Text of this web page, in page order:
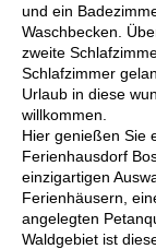
und ein
Waschbecken.
zweite
Schlafzimmer
Urlaub in diese
willkommen.
Hier genießen Sie
Ferienhausdorf
einzigartigen
Ferienhäusern,
angelegten
Waldgebiet ist